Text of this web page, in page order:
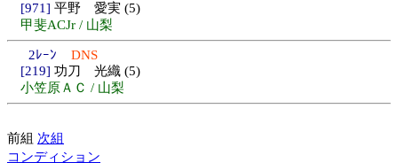
[971] 平野 愛実 (5)
甲斐ACJr / 山梨
2ﾚｰﾝ DNS
[219] 功刀 光織 (5)
小笠原ＡＣ / 山梨
前組 次組
コンディション